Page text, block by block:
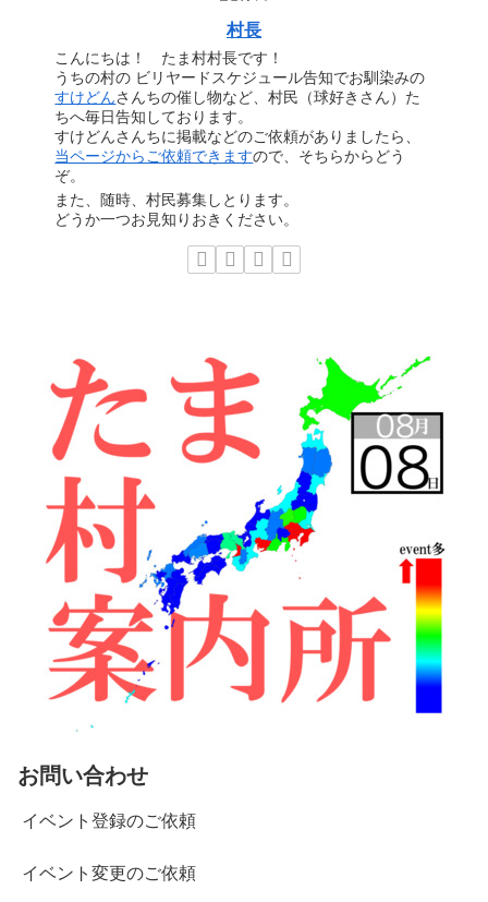
村長
こんにちは！ たま村村長です！
うちの村の ビリヤードスケジュール告知でお馴染みの
すけどんさんちの催し物など、村民（球好きさん）た
ちへ毎日告知しております。
すけどんさんちに掲載などのご依頼がありましたら、
当ページからご依頼できますので、そちらからどう
ぞ。
また、随時、村民募集しとります。
どうか一つお見知りおきください。
お問い合わせ
イベント登録のご依頼
イベント変更のご依頼